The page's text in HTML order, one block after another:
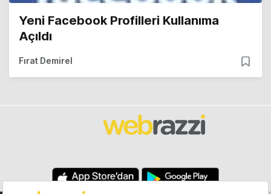
Yeni Facebook Profilleri Kullanıma
Açıldı
Fırat Demirel